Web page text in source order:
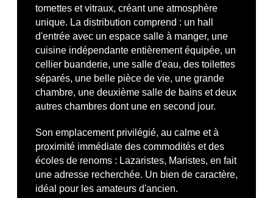
tomettes et vitraux, créant une atmosphère
unique. La distribution comprend : un hall
d'entrée avec un espace salle à manger, une
cuisine indépendante entièrement équipée, un
cellier buanderie, une salle d'eau, des toilettes
séparés, une belle pièce de vie, une grande
chambre, une deuxième salle de bains et deux
autres chambres dont une en second jour.
Son emplacement privilégié, au calme et à
proximité immédiate des commodités et des
écoles de renoms : Lazaristes, Maristes, en fait
une adresse recherchée. Un bien de caractère,
idéal pour les amateurs d'ancien.